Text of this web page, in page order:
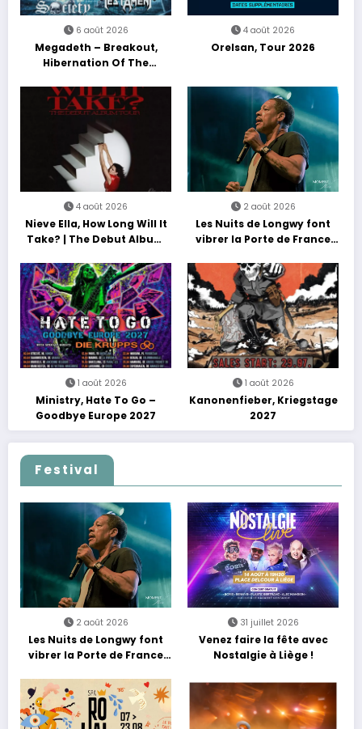
6 août 2026
Megadeth – Breakout,
Hibernation Of The
4 août 2026
Orelsan, Tour 2026
4 août 2026
Nieve Ella, How Long Will It
Take? | The Debut Album
2 août 2026
Les Nuits de Longwy font
vibrer la Porte de France
découvertes et énergie
reggae
1 août 2026
Ministry, Hate To Go –
Goodbye Europe 2027
1 août 2026
Kanonenfieber, Kriegstage
2027
Festival
2 août 2026
Les Nuits de Longwy font
vibrer la Porte de France
découvertes et énergie
reggae
31 juillet 2026
Venez faire la fête avec
Nostalgie à Liège !